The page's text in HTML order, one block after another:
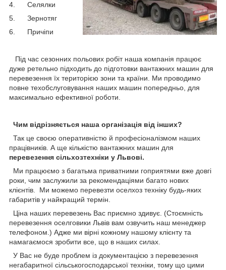
4. Селялки
5. Зернотяг
6. Причіпи
Під час сезонних польових робіт наша компанія працює
дуже ретельно підходить до підготовки вантажних машин для
перевезення їх територією зони та країни. Ми проводимо
повне техобслуговування наших машин попередньо, для
максимально ефективної роботи.
Чим відрізняється наша організація від інших?
Так це своєю оперативністю й професіоналізмом наших
працівників. А ще кількістю вантажних машин для
перевезення сільхозтехніки у Львові.
Ми працюємо з багатьма приватними гоприятями вже довгі
роки, чим заслужили за рекомендаціями багато нових
клієнтів. Ми можемо перевезти оселхоз техніку будь-яких
габаритів у найкращий термін.
Ціна наших перевезень Вас приємно здивує. (Стоємність
перевезення оселговики Львів вам озвучить наш менеджер
телефоном.) Адже ми вірні кожному нашому клієнту та
намагаємося зробити все, що в наших силах.
У Вас не буде проблем із документацією з перевезення
негабаритної сільськогосподарської техніки, тому що цими